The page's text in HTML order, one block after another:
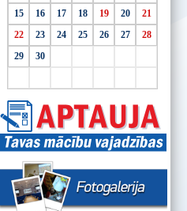
15
16 17 18 19 20
21
22
23 24 25 26 27
28
29
30